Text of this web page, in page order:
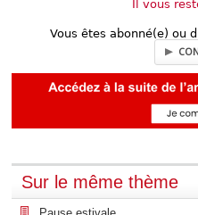
Il vous
Vous êtes abonné(e) ou
Sur le même thème